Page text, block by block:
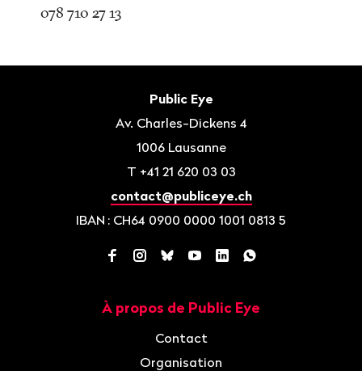
078 710 27 13
Public Eye
Av. Charles-Dickens 4
1006 Lausanne
T +41 21 620 03 03
contact@publiceye.ch
IBAN : CH64 0900 0000 1001 0813 5
Facebook
Instagram
BlueskyYouTube
LinkedInWhatsApp
À propos de Public Eye
Contact
Organisation